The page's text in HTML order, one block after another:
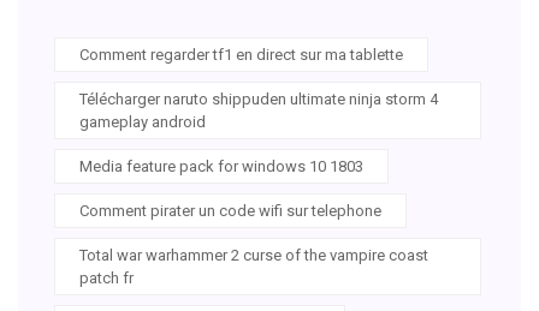
Comment regarder tf1 en direct sur ma tablette
Télécharger naruto shippuden ultimate ninja storm 4
gameplay android
Media feature pack for windows 10 1803
Comment pirater un code wifi sur telephone
Total war warhammer 2 curse of the vampire coast
patch fr